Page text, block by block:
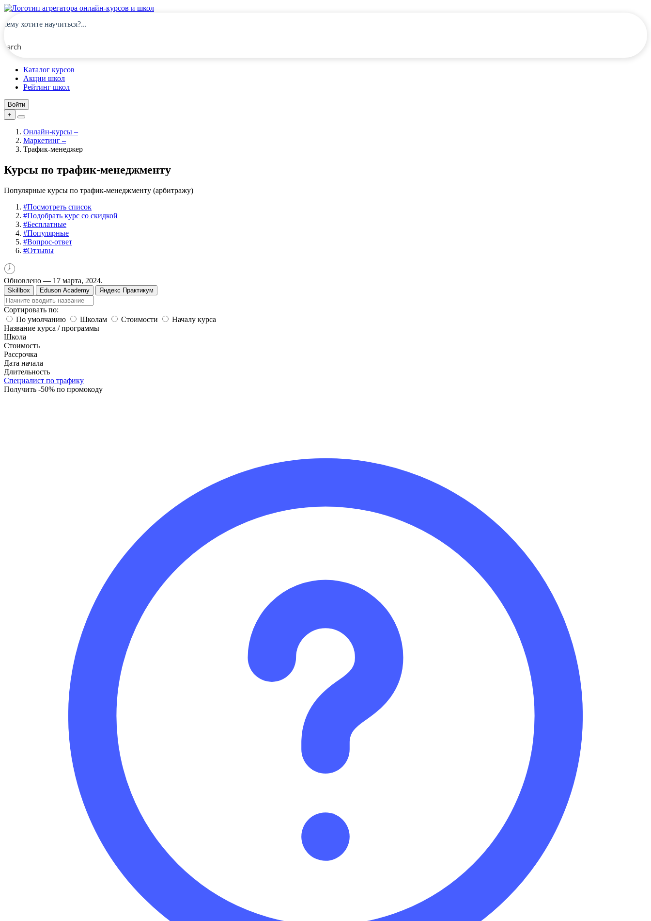
Каталог курсов
Акции школ
Рейтинг школ
Войти
+
Онлайн-курсы –
Маркетинг –
Трафик-менеджер
Курсы по трафик-менеджменту
Популярные курсы по трафик-менеджменту (арбитражу)
#Посмотреть список
#Подобрать курс со скидкой
#Бесплатные
#Популярные
#Вопрос-ответ
#Отзывы
Обновлено — 17 марта, 2024.
Skillbox Eduson Academy Яндекс Практикум
Сортировать по:
По умолчанию
Школам Стоимости
Началу курса
Название курса / программы
Школа
Стоимость
Рассрочка
Дата начала
Длительность
Специалист по трафику
Получить -50% по промокоду